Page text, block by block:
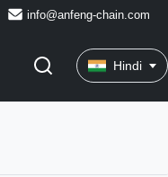
info@anfeng-chain.com
Hindi